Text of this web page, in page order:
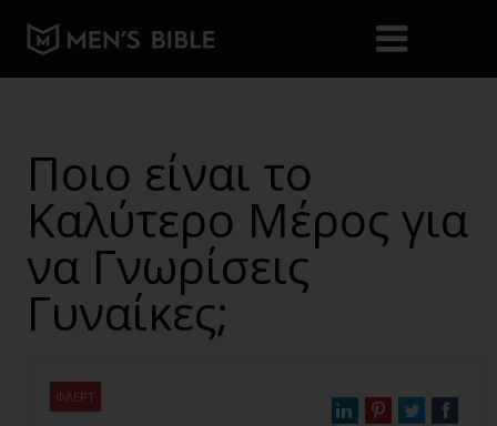
Ποιο είναι το
Καλύτερο Μέρος για
να Γνωρίσεις
Γυναίκες;
ΦΛΕΡΤ